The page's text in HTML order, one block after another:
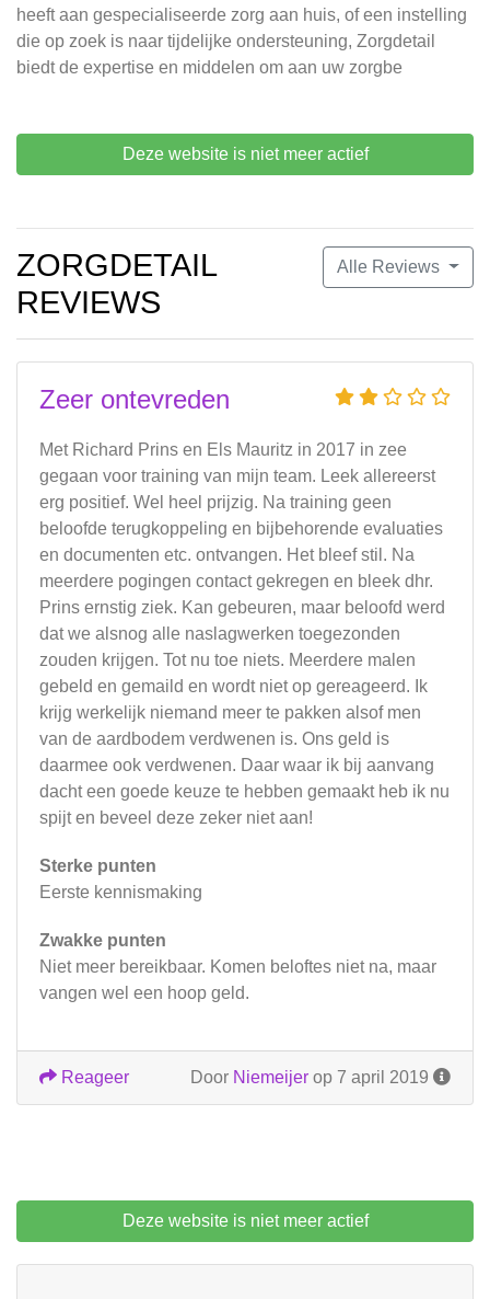
heeft aan gespecialiseerde zorg aan huis, of een instelling
die op zoek is naar tijdelijke ondersteuning, Zorgdetail
biedt de expertise en middelen om aan uw zorgbe
Deze website is niet meer actief
Alle Reviews
ZORGDETAIL
REVIEWS
Zeer ontevreden
Met Richard Prins en Els Mauritz in 2017 in zee
gegaan voor training van mijn team. Leek allereerst
erg positief. Wel heel prijzig. Na training geen
beloofde terugkoppeling en bijbehorende evaluaties
en documenten etc. ontvangen. Het bleef stil. Na
meerdere pogingen contact gekregen en bleek dhr.
Prins ernstig ziek. Kan gebeuren, maar beloofd werd
dat we alsnog alle naslagwerken toegezonden
zouden krijgen. Tot nu toe niets. Meerdere malen
gebeld en gemaild en wordt niet op gereageerd. Ik
krijg werkelijk niemand meer te pakken alsof men
van de aardbodem verdwenen is. Ons geld is
daarmee ook verdwenen. Daar waar ik bij aanvang
dacht een goede keuze te hebben gemaakt heb ik nu
spijt en beveel deze zeker niet aan!
Sterke punten
Eerste kennismaking
Zwakke punten
Niet meer bereikbaar. Komen beloftes niet na, maar
vangen wel een hoop geld.
Door Niemeijer op 7 april 2019
Reageer
Deze website is niet meer actief